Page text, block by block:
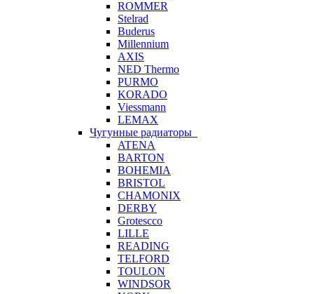
ROMMER
Stelrad
Buderus
Millennium
AXIS
NED Thermo
PURMO
KORADO
Viessmann
LEMAX
Чугунные радиаторы
ATENA
BARTON
BOHEMIA
BRISTOL
CHAMONIX
DERBY
Grotescco
LILLE
READING
TELFORD
TOULON
WINDSOR